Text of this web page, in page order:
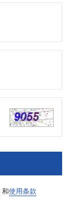
和使用条款